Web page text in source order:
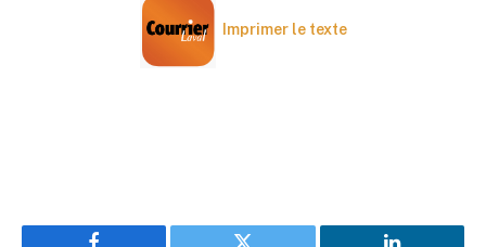
Imprimer le texte